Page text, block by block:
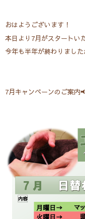
おはようございます！
本日より7月がスタートい
今年も半年が終わりまし
7月キャンペーンのご案内